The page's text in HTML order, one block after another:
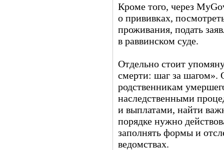
Кроме того, через
о прививках,
проживания, подать
в раввинском суде.
Отдельно стоит
смерти: шаг за
родственникам
наследственными
и выплатами, найти
порядке нужно
заполнять формы и
ведомствах.